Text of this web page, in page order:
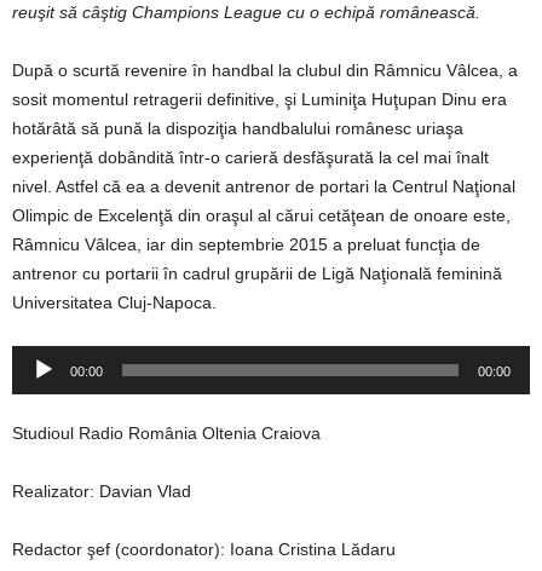
reuşit să câştig Champions League cu o echipă românească.
După o scurtă revenire în handbal la clubul din Râmnicu Vâlcea, a
sosit momentul retragerii definitive, şi Luminiţa Huţupan Dinu era
hotărâtă să pună la dispoziţia handbalului românesc uriaşa
experienţă dobândită într-o carieră desfăşurată la cel mai înalt
nivel. Astfel că ea a devenit antrenor de portari la Centrul Naţional
Olimpic de Excelenţă din oraşul al cărui cetăţean de onoare este,
Râmnicu Vâlcea, iar din septembrie 2015 a preluat funcţia de
antrenor cu portarii în cadrul grupării de Ligă Naţională feminină
Universitatea Cluj-Napoca.
Player
00:00 00:00
Studioul Radio România Oltenia Craiova
Realizator: Davian Vlad
Redactor şef (coordonator): Ioana Cristina Lădaru